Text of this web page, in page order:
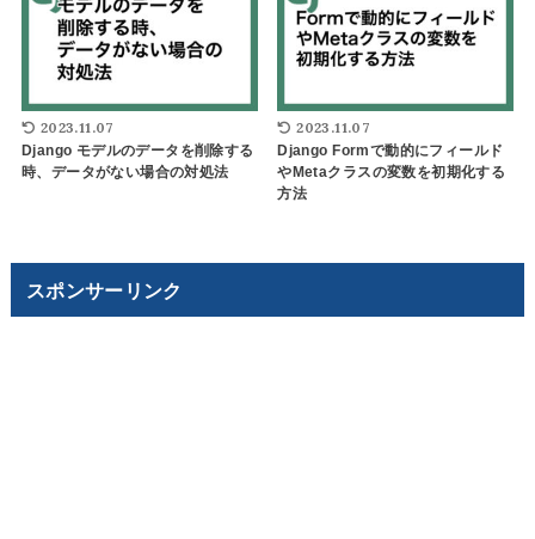
2023.11.07
Django モデルのデータを削除する
時、データがない場合の対処法
2023.11.07
Django Formで動的にフィールド
やMetaクラスの変数を初期化する
方法
スポンサーリンク